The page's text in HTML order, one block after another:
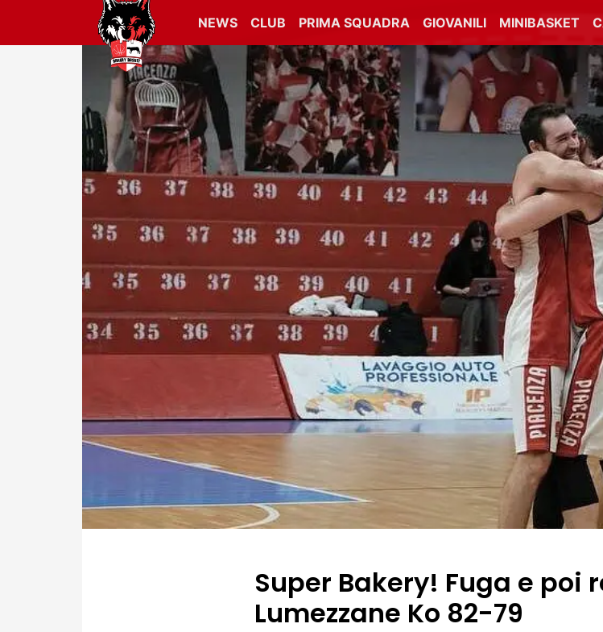
NEWS CLUB PRIMA SQUADRA GIOVANILI MINIBASKET
Super Bakery! Fuga e poi
Lumezzane Ko 82-79